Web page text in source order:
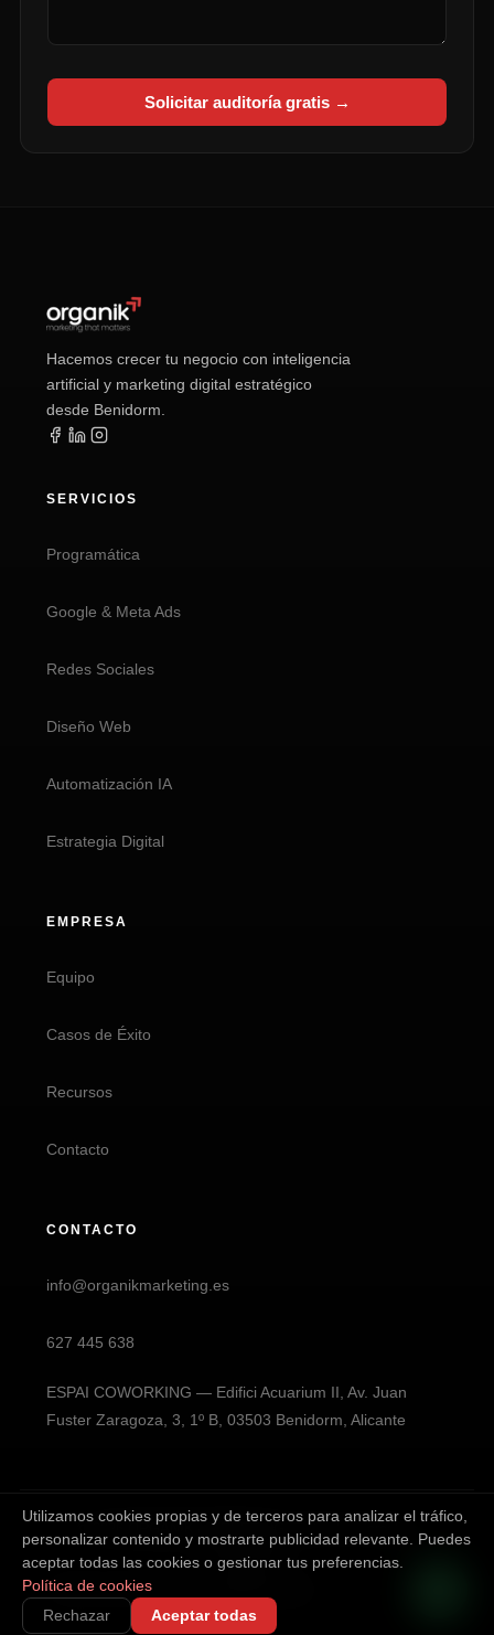
Solicitar auditoría gratis →
Hacemos crecer tu negocio con inteligencia
artificial y marketing digital estratégico
desde Benidorm.
SERVICIOS
Programática
Google & Meta Ads
Redes Sociales
Diseño Web
Automatización IA
Estrategia Digital
EMPRESA
Equipo
Casos de Éxito
Recursos
Contacto
CONTACTO
info@organikmarketing.es
627 445 638
ESPAI COWORKING — Edifici Acuarium II, Av. Juan
Fuster Zaragoza, 3, 1º B, 03503 Benidorm, Alicante
© 2026 ORGANIK MARKETING. Todos los derechos
reservados.
Política de Cookies
Utilizamos cookies propias y de terceros para analizar el tráfico,
personalizar contenido y mostrarte publicidad relevante. Puedes
aceptar todas las cookies o gestionar tus preferencias.
Política de cookies
Rechazar
Aceptar todas